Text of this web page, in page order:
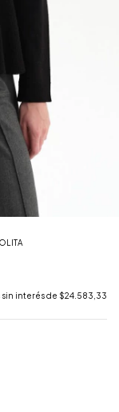
sin interés de $24.583,33